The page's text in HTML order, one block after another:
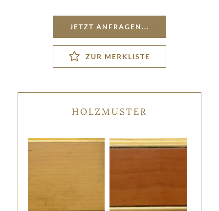
JETZT ANFRAGEN...
HOLZMUSTER